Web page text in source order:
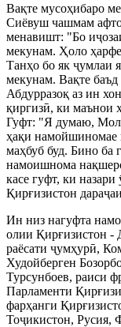
Вақте мусоҳибаро
Сиёвуш чашмам
менавишт: "Бо иҷ
мекунам. Ҳоло
Танҳо бо як ҷумлаи
мекунам. Вақте
Абдурразоқ аз ин
қиргизӣ, ки маънои
Гуфт: "Я думаю,
ҳақи намойшиномае
маҳбуб буд. Бино ба
намоишнома
касе гуфт, ки назари
Қирғизистон дараҷ
Ин низ нагуфта
олии Қирғизистон -
раёсати ҷумҳурӣ,
Худойберген
Турсунбоев, раиси
Парламенти
фарҳанги
Тоҷикистон, Русия,